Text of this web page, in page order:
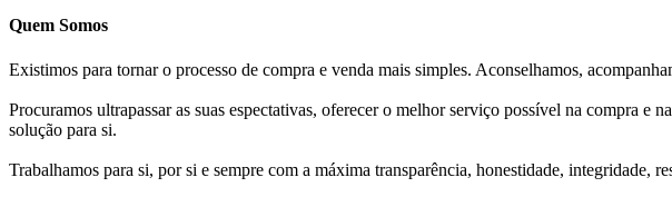
Quem Somos
Existimos para tornar o processo de compra e venda mais simples. Aconselhamos,
Procuramos ultrapassar as suas espectativas, oferecer o melhor serviço possível na compra e
solução para si.
Trabalhamos para si, por si e sempre com a máxima transparência, honestidade, integridade,